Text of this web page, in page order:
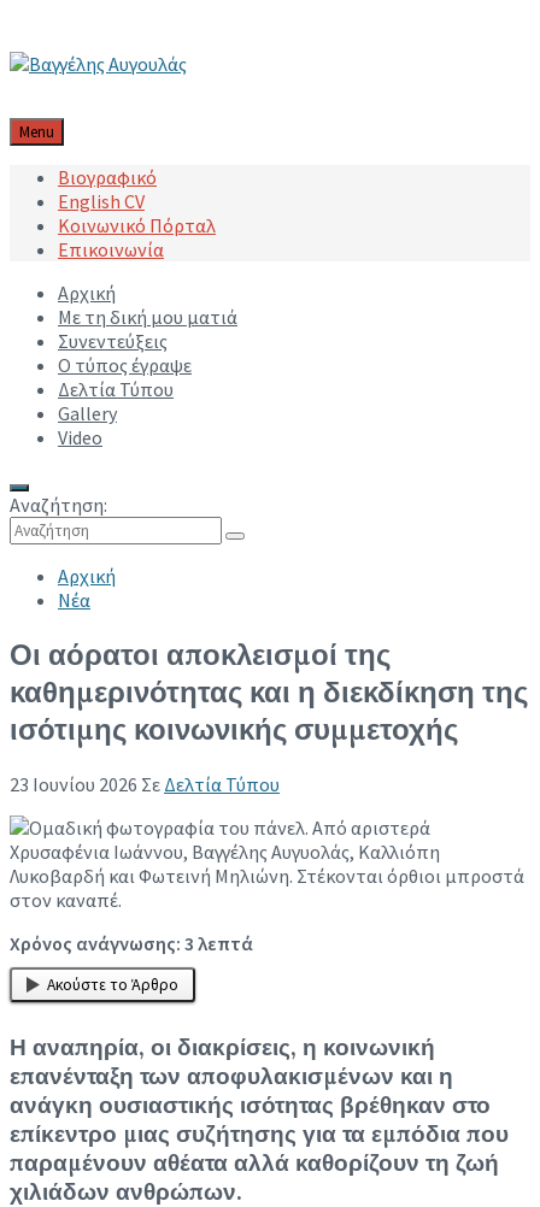
Menu
Βιογραφικό
English CV
Κοινωνικό Πόρταλ
Επικοινωνία
Αρχική
Με τη δική μου ματιά
Συνεντεύξεις
Ο τύπος έγραψε
Δελτία Τύπου
Gallery
Video
Αναζήτηση:
Αρχική
Νέα
Οι αόρατοι αποκλεισμοί της
καθημερινότητας και η διεκδίκηση της
ισότιμης κοινωνικής συμμετοχής
23 Ιουνίου 2026 Σε Δελτία Τύπου
Χρόνος ανάγνωσης: 3 λεπτά
Ακούστε το Άρθρο
Η αναπηρία, οι διακρίσεις, η κοινωνική
επανένταξη των αποφυλακισμένων και η
ανάγκη ουσιαστικής ισότητας βρέθηκαν στο
επίκεντρο μιας συζήτησης για τα εμπόδια που
παραμένουν αθέατα αλλά καθορίζουν τη ζωή
χιλιάδων ανθρώπων.